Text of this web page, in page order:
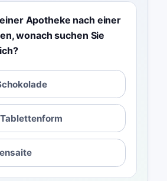
Apotheke nach einer
wonach suchen Sie